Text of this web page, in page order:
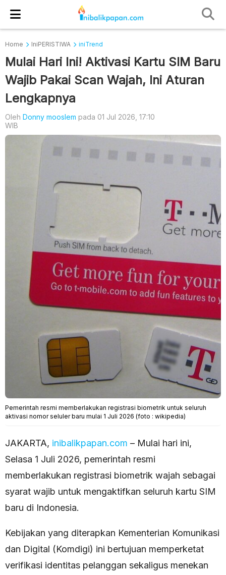
Home IniPERISTIWA iniTrend
Mulai Hari Ini! Aktivasi Kartu SIM Baru
Wajib Pakai Scan Wajah, Ini Aturan
Lengkapnya
Oleh Donny mooslem pada 01 Jul 2026, 17:10
WIB
Pemerintah resmi memberlakukan registrasi biometrik untuk seluruh
aktivasi nomor seluler baru mulai 1 Juli 2026 (foto : wikipedia)
JAKARTA, inibalikpapan.com – Mulai hari ini,
Selasa 1 Juli 2026, pemerintah resmi
memberlakukan registrasi biometrik wajah sebagai
syarat wajib untuk mengaktifkan seluruh kartu SIM
baru di Indonesia.
Kebijakan yang diterapkan Kementerian Komunikasi
dan Digital (Komdigi) ini bertujuan memperketat
verifikasi identitas pelanggan sekaligus menekan